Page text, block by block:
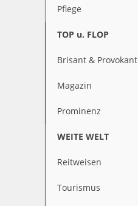
Pflege
TOP u. FLOP
Brisant & Provokant
Magazin
Prominenz
WEITE WELT
Reitweisen
Tourismus